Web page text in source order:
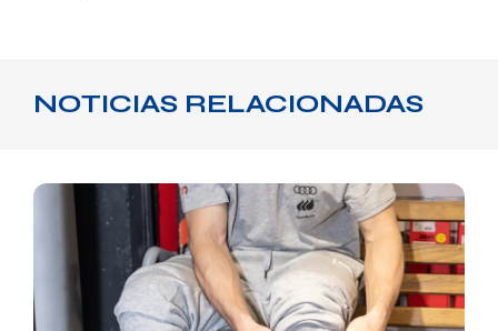
NOTICIAS RELACIONADAS